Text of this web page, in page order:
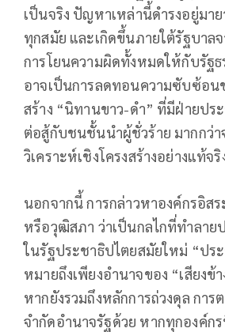
เป็นจริง ปัญหาเหล่านี้ดำรงอยู่มา
ทุกสมัย และเกิดขึ้นภายใต้รัฐบาล
การโยนความผิดทั้งหมดให้กับรัฐ
อาจเป็นการลดทอนความซับซ้อน
สร้าง “นิทานขาว-ดำ” ที่มีฝ่ายป
ต่อสู้กับชนชั้นนำผู้ชั่วร้าย มากกว่า
วิเคราะห์เชิงโครงสร้างอย่างแท้จริ
นอกจากนี้ การกล่าวหาองค์กรอิส
หรือวุฒิสภา ว่าเป็นกลไกที่ทำลาย
ในรัฐประชาธิปไตยสมัยใหม่ “ปร
หมายถึงเพียงอำนาจของ “เสียงข้
หากยังรวมถึงหลักการถ่วงดุล การ
จำกัดอำนาจรัฐด้วย หากทุกองค์ก